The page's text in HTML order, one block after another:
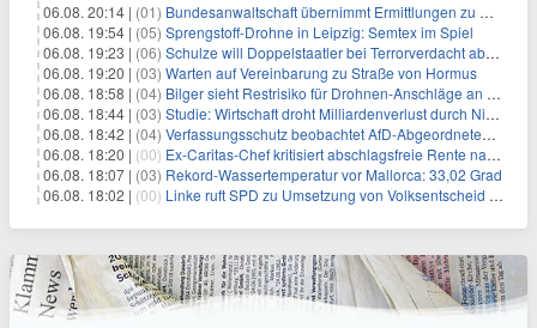
06.08. 20:14 | (01) Bundesanwaltschaft übernimmt Ermittlungen zu Drohnenvorfall
06.08. 19:54 | (05) Sprengstoff-Drohne in Leipzig: Semtex im Spiel
06.08. 19:23 | (06) Schulze will Doppelstaatler bei Terrorverdacht abschieben
06.08. 19:20 | (03) Warten auf Vereinbarung zu Straße von Hormus
06.08. 18:58 | (04) Bilger sieht Restrisiko für Drohnen-Anschläge an Flughäfen
06.08. 18:44 | (03) Studie: Wirtschaft droht Milliardenverlust durch Niedrigwasser
06.08. 18:42 | (04) Verfassungsschutz beobachtet AfD-Abgeordneten Nolte
06.08. 18:20 | (00) Ex-Caritas-Chef kritisiert abschlagsfreie Rente nach 45 Jahren
06.08. 18:07 | (03) Rekord-Wassertemperatur vor Mallorca: 33,02 Grad
06.08. 18:02 | (00) Linke ruft SPD zu Umsetzung von Volksentscheid auf